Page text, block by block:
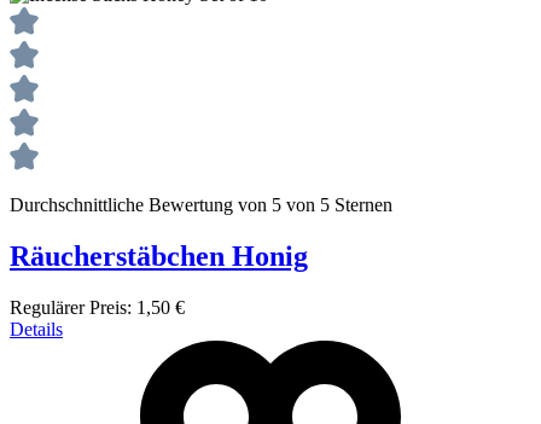
Durchschnittliche Bewertung von 5 von 5 Sternen
Räucherstäbchen Honig
Regulärer Preis: 1,50 €
Details